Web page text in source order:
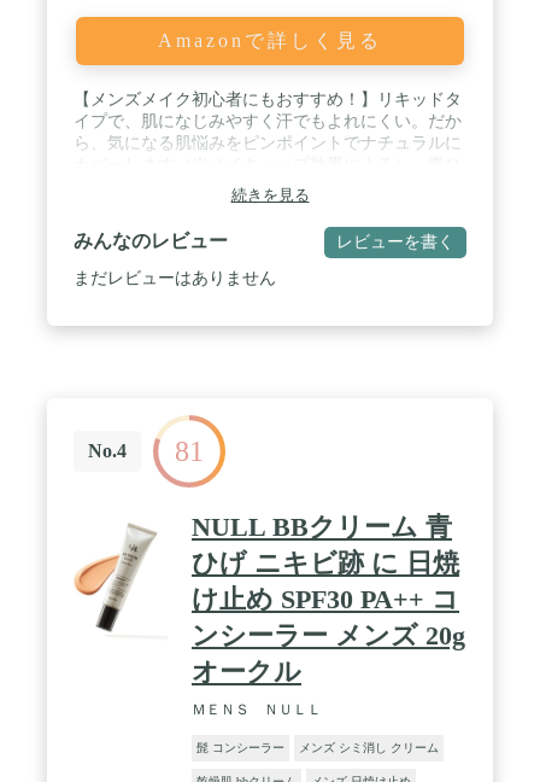
Amazonで詳しく見る
【メンズメイク初心者にもおすすめ！】リキッドタ
イプで、肌になじみやすく汗でもよれにくい。だか
ら、気になる肌悩みをピンポイントでナチュラルに
げやにきび跡、クマ、しみ隠しとしての使用がおす
すめです。「顔全体にメイクをするのは慣れない
し、バレてしまうのではないか不安」というメンズ
メイク初心者の方でも使いやすいコンシーラーで
す。 / 【チップタイプの容器】肌の悩みが気になる
象を演出したいときにおすすめのコンシーラーで
す。 / 【スタイリッシュなデザイン】男性が使いや
すいように。機能面はもちろんですが、デザイン性
にもこだわりました。 白地に黒のシンプルなデザイ
ンにすることで化粧品ぽさをおさえて、洗面所の風
景にもなじみやすく、外出先でも使いやすいように
こだわっています。 / 【5つのフリー】エタノー
ル、鉱物油、パラベン、紫外線吸収剤、石油系界面
活性剤の5つのフリーを実現。日本国内生産にもこ
だわりました。
続きを見る
みんなのレビュー レビューを書く
まだレビューはありません
No.4 81
NULL BBクリーム 青
ひげ ニキビ跡 に 日焼
け止め SPF30 PA++ コ
ンシーラー メンズ 20g
オークル
ＭＥＮＳ ＮＵＬＬ
髭 コンシーラー メンズ シミ消し クリーム